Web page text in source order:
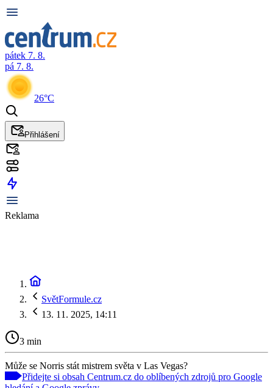
pátek 7. 8.
pá 7. 8.
26°C
Přihlášení
Reklama
SvětFormule.cz
13. 11. 2025, 14:11
3 min
Může se Norris stát mistrem světa v Las Vegas?
Přidejte si obsah Centrum.cz do oblíbených zdrojů pro Google